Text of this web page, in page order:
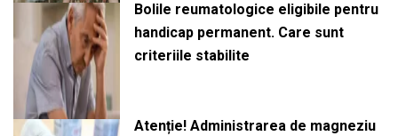
Bolile reumatologice eligibile pentru
handicap permanent. Care sunt
criteriile stabilite
Atenție! Administrarea de magneziu